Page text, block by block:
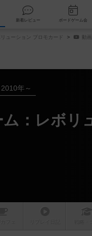
ース 検索 新着レビュー
ューション プロモカード 動画
2010年～
：レボリ